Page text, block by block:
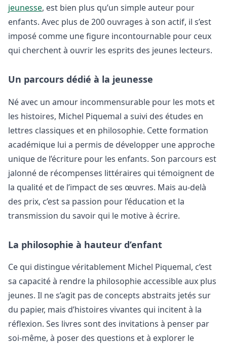
jeunesse, est bien plus qu’un simple auteur pour
enfants. Avec plus de 200 ouvrages à son actif, il s’est
imposé comme une figure incontournable pour ceux
qui cherchent à ouvrir les esprits des jeunes lecteurs.
Un parcours dédié à la jeunesse
Né avec un amour incommensurable pour les mots et
les histoires, Michel Piquemal a suivi des études en
lettres classiques et en philosophie. Cette formation
académique lui a permis de développer une approche
unique de l’écriture pour les enfants. Son parcours est
jalonné de récompenses littéraires qui témoignent de
la qualité et de l’impact de ses œuvres. Mais au-delà
des prix, c’est sa passion pour l’éducation et la
transmission du savoir qui le motive à écrire.
La philosophie à hauteur d’enfant
Ce qui distingue véritablement Michel Piquemal, c’est
sa capacité à rendre la philosophie accessible aux plus
jeunes. Il ne s’agit pas de concepts abstraits jetés sur
du papier, mais d’histoires vivantes qui incitent à la
réflexion. Ses livres sont des invitations à penser par
soi-même, à poser des questions et à explorer le